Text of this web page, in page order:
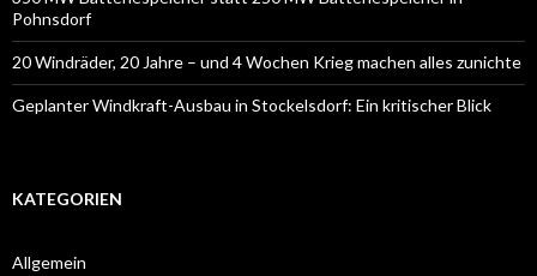
Pohnsdorf
20 Windräder, 20 Jahre – und 4 Wochen Krieg machen alles zunichte
Geplanter Windkraft-Ausbau in Stockelsdorf: Ein kritischer Blick
KATEGORIEN
Allgemein